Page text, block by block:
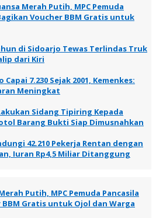
Merah Putih, MPC Pemuda
Voucher BBM Gratis untuk
di Sidoarjo Tewas Terlindas Truk
dari Kiri
7.230 Sejak 2001, Kemenkes:
Meningkat
Sidang Tipiring Kepada
Barang Bukti Siap Dimusnahkan
42.210 Pekerja Rentan dengan
Iuran Rp4,5 Miliar Ditanggung
Putih, MPC Pemuda Pancasila
Gratis untuk Ojol dan Warga